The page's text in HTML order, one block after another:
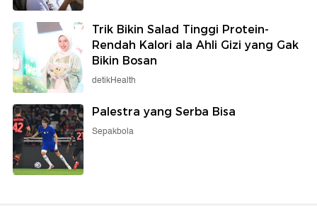
Trik Bikin Salad Tinggi Protein-
Rendah Kalori ala Ahli Gizi yang Gak
Bikin Bosan
detikHealth
Palestra yang Serba Bisa
Sepakbola